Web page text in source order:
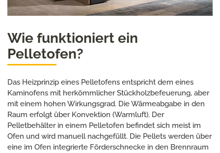
Wie funktioniert ein
Pelletofen?
Das Heizprinzip eines Pelletofens entspricht dem eines
Kaminofens mit herkömmlicher Stückholzbefeuerung, aber
mit einem hohen Wirkungsgrad. Die Wärmeabgabe in den
Raum erfolgt über Konvektion (Warmluft). Der
Pelletbehälter in einem Pelletofen befindet sich meist im
Ofen und wird manuell nachgefüllt. Die Pellets werden über
eine im Ofen integrierte Förderschnecke in den Brennraum